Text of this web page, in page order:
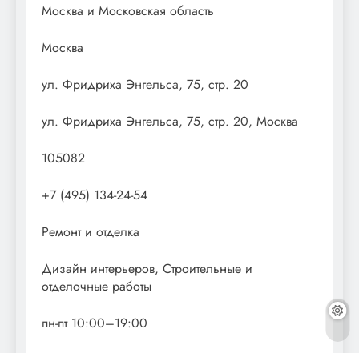
Москва и Московская область
Москва
ул. Фридриха Энгельса, 75, стр. 20
ул. Фридриха Энгельса, 75, стр. 20, Москва
105082
+7 (495) 134-24-54
Ремонт и отделка
Дизайн интерьеров, Строительные и
отделочные работы
пн-пт 10:00–19:00